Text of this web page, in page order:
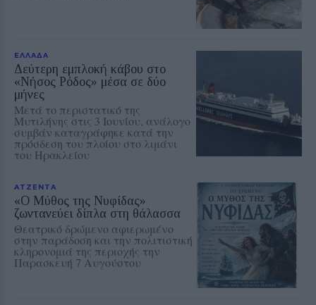
ΕΛΛΑΔΑ
Δεύτερη εμπλοκή κάβου στο
«Νήσος Ρόδος» μέσα σε δύο
μήνες
Μετά το περιστατικό της
Μυτιλήνης στις 3 Ιουνίου, ανάλογο
συμβάν καταγράφηκε κατά την
πρόσδεση του πλοίου στο λιμάνι
του Ηρακλείου
ΑΤΖΕΝΤΑ
«Ο Μύθος της Νυφίδας»
ζωντανεύει δίπλα στη θάλασσα
Θεατρικό δρώμενο αφιερωμένο
στην παράδοση και την πολιτιστική
κληρονομιά της περιοχής την
Παρασκευή 7 Αυγούστου